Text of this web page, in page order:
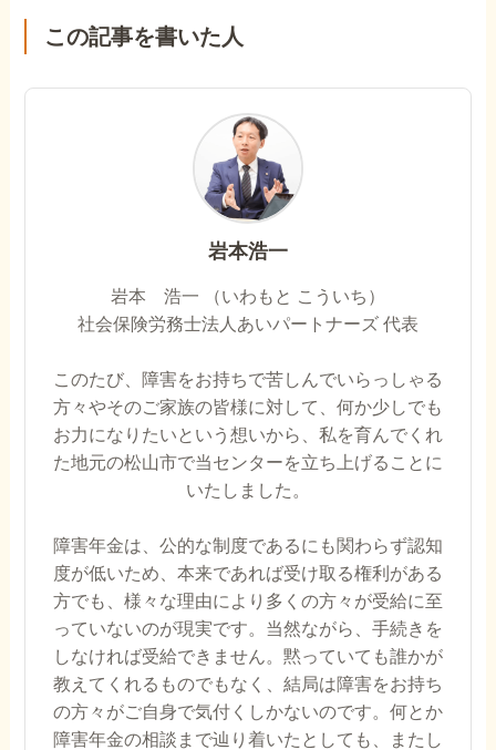
この記事を書いた人
岩本浩一
岩本 浩一 （いわもと こういち）
社会保険労務士法人あいパートナーズ 代表
このたび、障害をお持ちで苦しんでいらっしゃる
方々やそのご家族の皆様に対して、何か少しでも
お力になりたいという想いから、私を育んでくれ
た地元の松山市で当センターを立ち上げることに
いたしました。
障害年金は、公的な制度であるにも関わらず認知
度が低いため、本来であれば受け取る権利がある
方でも、様々な理由により多くの方々が受給に至
っていないのが現実です。当然ながら、手続きを
しなければ受給できません。黙っていても誰かが
教えてくれるものでもなく、結局は障害をお持ち
の方々がご自身で気付くしかないのです。何とか
障害年金の相談まで辿り着いたとしても、またし